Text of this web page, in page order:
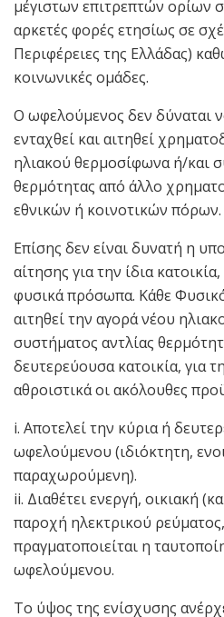
μέγιστων επιτρεπτών ορίων
αρκετές φορές ετησίως σε
Περιφέρειες της Ελλάδας)
κοινωνικές ομάδες.
Ο ωφελούμενος δεν δύναται
ενταχθεί και αιτηθεί
ηλιακού θερμοσίφωνα ή/και
θερμότητας από άλλο
εθνικών ή κοινοτικών πόρων.
Επίσης δεν είναι δυνατή η
αίτησης για την ίδια
φυσικά πρόσωπα. Κάθε
αιτηθεί την αγορά νέου
συστήματος αντλίας
δευτερεύουσα κατοικία, για
αθροιστικά οι ακόλουθες
i. Αποτελεί την κύρια ή
ωφελούμενου (ιδιόκτητη,
παραχωρούμενη).
ii. Διαθέτει ενεργή, οικιακή
παροχή ηλεκτρικού
πραγματοποιείται η
ωφελούμενου.
Το ύψος της ενίσχυσης